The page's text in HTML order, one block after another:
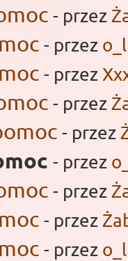
- przez
- przez
- przez
- przez
- przez
- przez
- przez
- przez
- przez